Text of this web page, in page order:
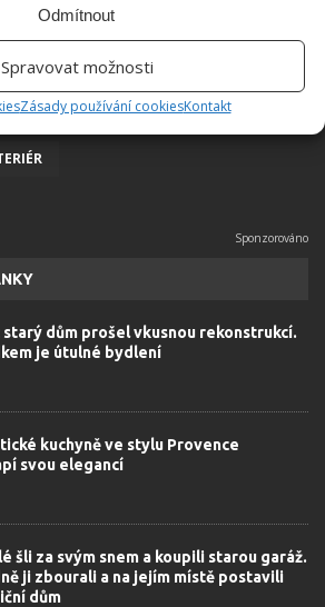
Odmítnout
Spravovat možnosti
Zásady používání cookiesKontakt
dům prošel vkusnou rekonstrukcí.
je útulné bydlení
kuchyně ve stylu Provence
svou elegancí
šli za svým snem a koupili starou garáž.
ji zbourali a na jejím místě postavili
dům